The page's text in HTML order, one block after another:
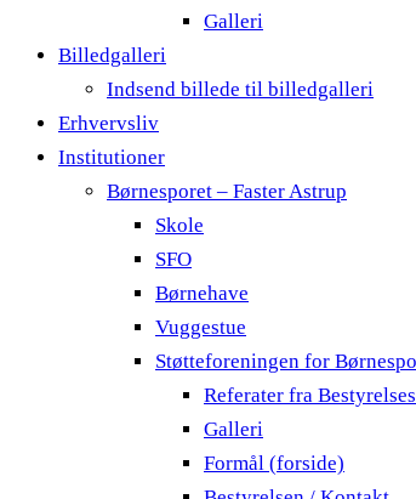
Galleri
Billedgalleri
Indsend billede til billedgalleri
Erhvervsliv
Institutioner
Børnesporet – Faster Astrup
Skole
SFO
Børnehave
Vuggestue
Støtteforeningen for
Referater fra
Galleri
Formål (forside)